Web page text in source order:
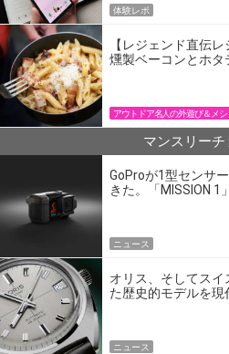
体験レポ
【レジェンド直伝
燻製ベーコンとホ
アウトドア名人の外遊び＆メシ
マンスリーチ
GoProが1型センサ
きた。「MISSION 1
ニュース
オリス、そしてス
た歴史的モデルを
ニュース